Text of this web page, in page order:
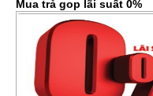
Mua trả gop lãi suất 0%